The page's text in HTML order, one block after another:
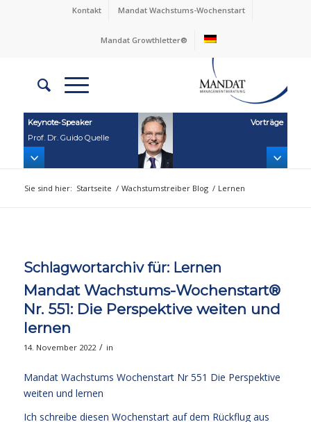
Kontakt Mandat Wachstums-Wochenstart
Mandat Growthletter®
Keynote‑Speaker
Prof. Dr. Guido Quelle
Vorträge
Sie sind hier: Startseite / Wachstumstreiber Blog / Lernen
Schlagwortarchiv für: Lernen
Mandat Wachstums-Wochenstart®
Nr. 551: Die Perspektive weiten und
lernen
14. November 2022 / in
Mandat Wachstums Wochenstart Nr 551 Die Perspektive
weiten und lernen
Ich schreibe diesen Wochenstart auf dem Rückflug aus